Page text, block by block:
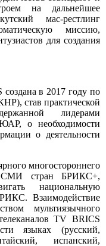
на дальнейшее
мас-рестлинг
миссию,
для создания
в 2017 году по
став практической
лидерами
о необходимости
о деятельности
многостороннего
СМИ стран БРИКС+,
национальную
Взаимодействие
мультиязычного
TV BRICS
языках (русский,
испанский,